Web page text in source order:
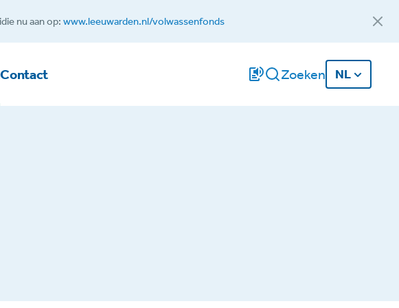
nu aan op: www.leeuwarden.nl/volwassenfonds
Contact Zoeken NL